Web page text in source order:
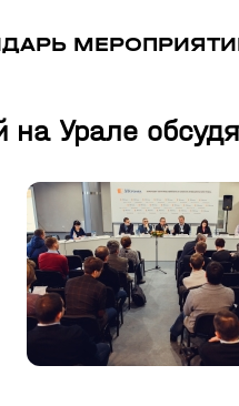
на Урале